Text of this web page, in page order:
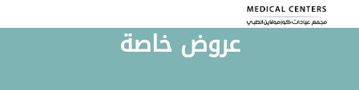
عروض خاصة